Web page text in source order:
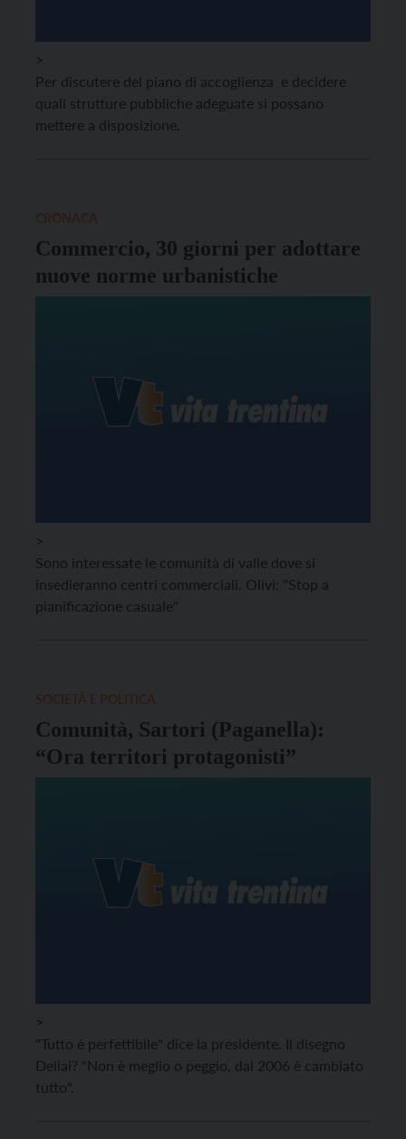
>
Per discutere del piano di accoglienza e decidere
quali strutture pubbliche adeguate si possano
mettere a disposizione.
Commercio, 30 giorni per adottare
nuove norme urbanistiche
>
Sono interessate le comunità di valle dove si
insedieranno centri commerciali. Olivi: "Stop a
pianificazione casuale"
Comunità, Sartori (Paganella):
“Ora territori protagonisti”
>
"Tutto è perfettibile" dice la presidente. Il disegno
Dellai? "Non è meglio o peggio, dal 2006 è cambiato
tutto".